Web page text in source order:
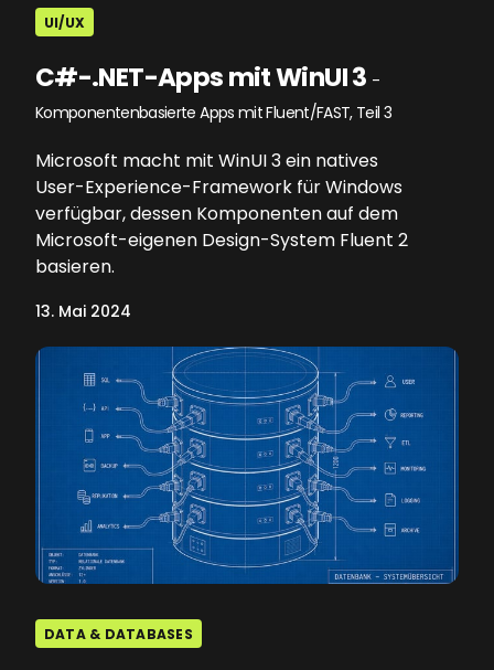
UI/UX
C#-.NET-Apps mit WinUI 3 -
Komponentenbasierte Apps mit Fluent/FAST, Teil 3
Microsoft macht mit WinUI 3 ein natives
User-Experience-Framework für Windows
verfügbar, dessen Komponenten auf dem
Microsoft-eigenen Design-System Fluent 2
basieren.
13. Mai 2024
DATA & DATABASES